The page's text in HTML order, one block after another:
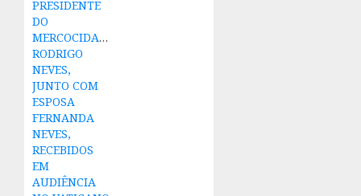
PRESIDENTE
DO
MERCOCIDADES,
RODRIGO
NEVES,
JUNTO COM
ESPOSA
FERNANDA
NEVES,
RECEBIDOS
EM
AUDIÊNCIA